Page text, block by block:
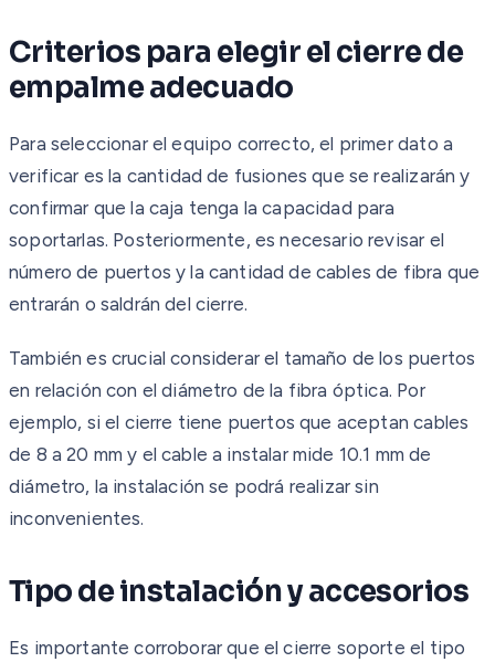
Criterios para elegir el cierre de
empalme adecuado
Para seleccionar el equipo correcto, el primer dato a
verificar es la cantidad de fusiones que se realizarán y
confirmar que la caja tenga la capacidad para
soportarlas. Posteriormente, es necesario revisar el
número de puertos y la cantidad de cables de fibra que
entrarán o saldrán del cierre.
También es crucial considerar el tamaño de los puertos
en relación con el diámetro de la fibra óptica. Por
ejemplo, si el cierre tiene puertos que aceptan cables
de 8 a 20 mm y el cable a instalar mide 10.1 mm de
diámetro, la instalación se podrá realizar sin
inconvenientes.
Tipo de instalación y accesorios
Es importante corroborar que el cierre soporte el tipo